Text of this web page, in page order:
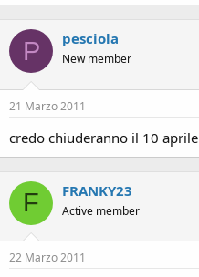
P pesciola
New member
21 Marzo 2011
credo chiuderanno il 10 aprile
F FRANKY23
Active member
22 Marzo 2011